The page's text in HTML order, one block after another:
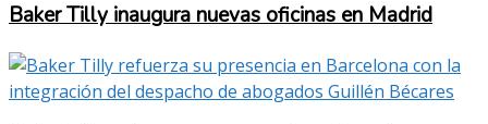
Baker Tilly inaugura nuevas oficinas en Madrid